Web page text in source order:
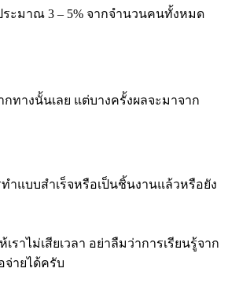
ระมาณ 3 – 5% จากจำนวนคนทั้งหมด
ทางนั้นเลย แต่บางครั้งผลจะมาจาก
ำแบบสำเร็จหรือเป็นชิ้นงานแล้วหรือยัง
าไม่เสียเวลา อย่าลืมว่าการเรียนรู้จาก
จ่ายได้ครับ